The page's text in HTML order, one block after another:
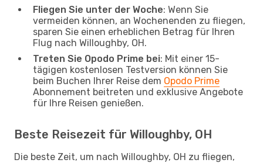
Fliegen Sie unter der Woche: Wenn Sie
vermeiden können, an Wochenenden zu fliegen,
sparen Sie einen erheblichen Betrag für Ihren
Flug nach Willoughby, OH.
Treten Sie Opodo Prime bei: Mit einer 15-
tägigen kostenlosen Testversion können Sie
beim Buchen Ihrer Reise dem Opodo Prime
Abonnement beitreten und exklusive Angebote
für Ihre Reisen genießen.
Beste Reisezeit für Willoughby, OH
Die beste Zeit, um nach Willoughby, OH zu fliegen,